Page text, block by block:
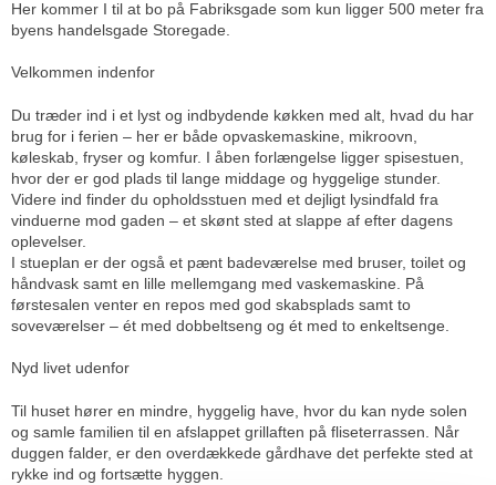
Her kommer I til at bo på Fabriksgade som kun ligger 500 meter fra
byens handelsgade Storegade.
Velkommen indenfor
Du træder ind i et lyst og indbydende køkken med alt, hvad du har
brug for i ferien – her er både opvaskemaskine, mikroovn,
køleskab, fryser og komfur. I åben forlængelse ligger spisestuen,
hvor der er god plads til lange middage og hyggelige stunder.
Videre ind finder du opholdsstuen med et dejligt lysindfald fra
vinduerne mod gaden – et skønt sted at slappe af efter dagens
oplevelser.
I stueplan er der også et pænt badeværelse med bruser, toilet og
håndvask samt en lille mellemgang med vaskemaskine. På
førstesalen venter en repos med god skabsplads samt to
soveværelser – ét med dobbeltseng og ét med to enkeltsenge.
Nyd livet udenfor
Til huset hører en mindre, hyggelig have, hvor du kan nyde solen
og samle familien til en afslappet grillaften på fliseterrassen. Når
duggen falder, er den overdækkede gårdhave det perfekte sted at
rykke ind og fortsætte hyggen.